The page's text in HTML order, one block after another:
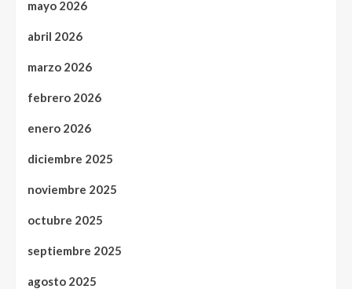
mayo 2026
abril 2026
marzo 2026
febrero 2026
enero 2026
diciembre 2025
noviembre 2025
octubre 2025
septiembre 2025
agosto 2025